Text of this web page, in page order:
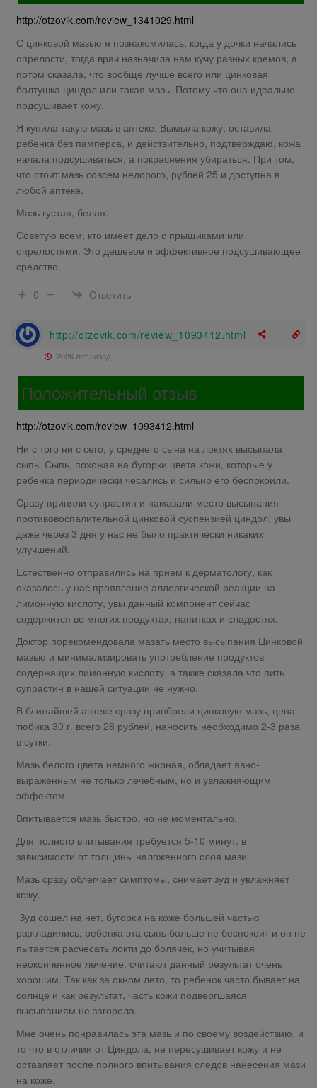
http://otzovik.com/review_1341029.html
С цинковой мазью я познакомилась, когда у дочки начались
опрелости, тогда врач назначила нам кучу разных кремов, а
потом сказала, что вообще лучше всего или цинковая
болтушка циндол или такая мазь. Потому что она идеально
подсушивает кожу.
Я купила такую мазь в аптеке. Вымыла кожу, оставила
ребенка без памперса, и действительно, подтверждаю, кожа
начала подсушиваться, а покраснения убираться. При том,
что стоит мазь совсем недорого, рублей 25 и доступна в
любой аптеке.
Мазь густая, белая.
Советую всем, кто имеет дело с прыщиками или
опрелостями. Это дешевое и эффективное подсушивающее
средство.
0
Ответить
http://otzovik.com/review_1093412.html
2026 лет назад
Положительный отзыв
http://otzovik.com/review_1093412.html
Ни с того ни с сего, у среднего сына на локтях высыпала
сыпь. Сыпь, похожая на бугорки цвета кожи, которые у
ребенка периодически чесались и сильно его беспокоили.
Сразу приняли супрастин и намазали место высыпания
противовоспалительной цинковой суспензией циндол, увы
даже через 3 дня у нас не было практически никаких
улучшений.
Естественно отправились на прием к дерматологу, как
оказалось у нас проявление аллергической реакции на
лимонную кислоту, увы данный компонент сейчас
содержится во многих продуктах, напитках и сладостях.
Доктор порекомендовала мазать место высыпания Цинковой
мазью и минимализировать употребление продуктов
содержащих лимонную кислоту, а также сказала что пить
супрастин в нашей ситуации не нужно.
В ближайшей аптеке сразу приобрели цинковую мазь, цена
тюбика 30 г. всего 28 рублей, наносить необходимо 2-3 раза
в сутки.
Мазь белого цвета немного жирная, обладает явно-
выраженным не только лечебным, но и увлажняющим
эффектом.
Впитывается мазь быстро, но не моментально.
Для полного впитывания требуется 5-10 минут. в
зависимости от толщины наложенного слоя мази.
Мазь сразу облегчает симптомы, снимает зуд и увлажняет
кожу.
Зуд сошел на нет, бугорки на коже большей частью
разгладились, ребенка эта сыпь больше не беспокоит и он не
пытается расчесать локти до болячек, но учитывая
неоконченное лечение, считают данный результат очень
хорошим. Так как за окном лето, то ребенок часто бывает на
солнце и как результат, часть кожи подвергшаяся
высыпаниям не загорела.
Мне очень понравилась эта мазь и по своему воздействию, и
то что в отличии от Циндола, не пересушивает кожу и не
оставляет после полного впитывания следов нанесения мази
на коже.